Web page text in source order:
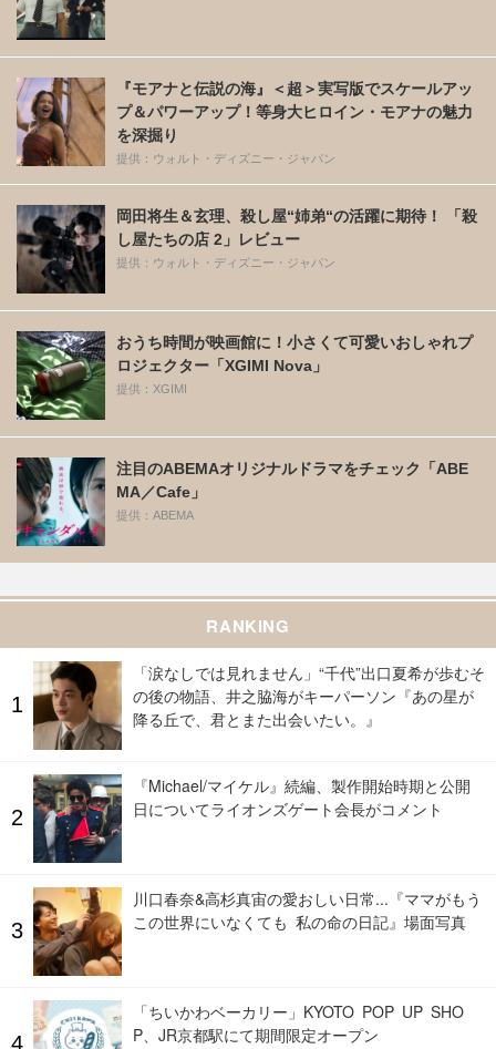
『モアナと伝説の海』＜超＞実写版でスケールアッ
プ＆パワーアップ！等身大ヒロイン・モアナの魅力
を深掘り
提供：ウォルト・ディズニー・ジャパン
岡田将生＆玄理、殺し屋“姉弟“の活躍に期待！ 「殺
し屋たちの店 2」レビュー
提供：ウォルト・ディズニー・ジャパン
おうち時間が映画館に！小さくて可愛いおしゃれプ
ロジェクター「XGIMI Nova」
提供：XGIMI
注目のABEMAオリジナルドラマをチェック「ABE
MA／Cafe」
提供：ABEMA
RANKING
「涙なしでは見れません」“千代”出口夏希が歩むそ
の後の物語、井之脇海がキーパーソン『あの星が
降る丘で、君とまた出会いたい。』
『Michael/マイケル』続編、製作開始時期と公開
日についてライオンズゲート会長がコメント
川口春奈&高杉真宙の愛おしい日常...『ママがもう
この世界にいなくても 私の命の日記』場面写真
「ちいかわベーカリー」KYOTO POP UP SHO
P、JR京都駅にて期間限定オープン